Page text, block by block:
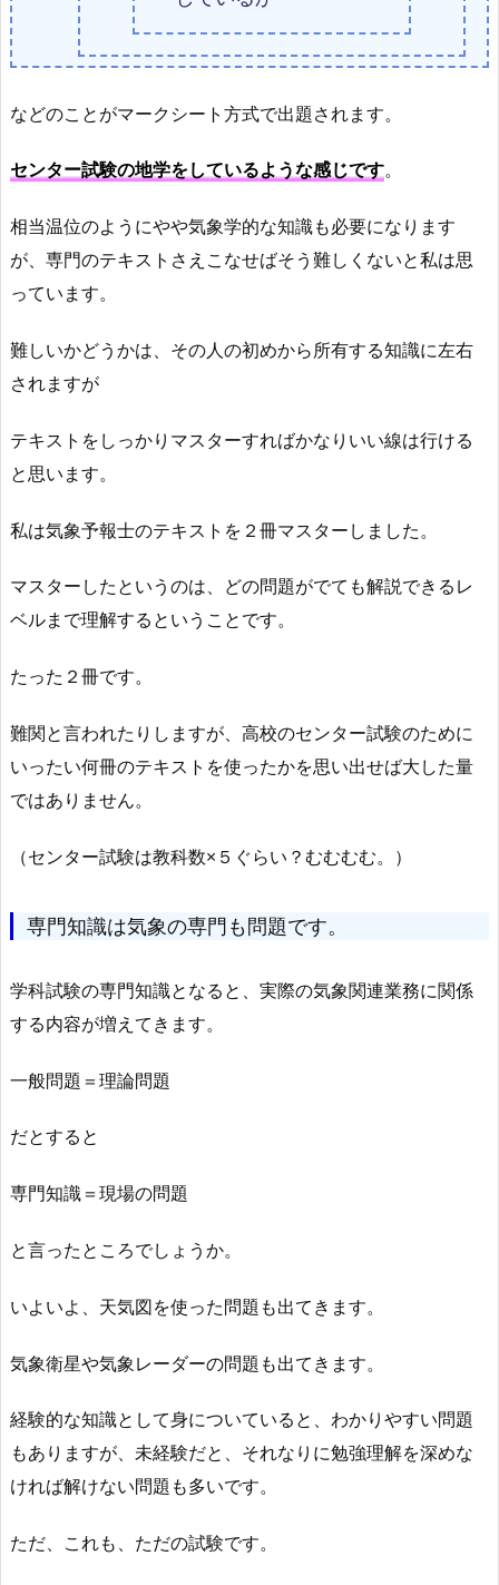
などのことがマークシート方式で出題されます。
センター試験の地学をしているような感じです。
相当温位のようにやや気象学的な知識も必要になります
が、専門のテキストさえこなせばそう難しくないと私は思
っています。
難しいかどうかは、その人の初めから所有する知識に左右
されますが
テキストをしっかりマスターすればかなりいい線は行ける
と思います。
私は気象予報士のテキストを２冊マスターしました。
マスターしたというのは、どの問題がでても解説できるレ
ベルまで理解するということです。
たった２冊です。
難関と言われたりしますが、高校のセンター試験のために
いったい何冊のテキストを使ったかを思い出せば大した量
ではありません。
（センター試験は教科数×５ぐらい？むむむむ。）
専門知識は気象の専門も問題です。
学科試験の専門知識となると、実際の気象関連業務に関係
する内容が増えてきます。
一般問題＝理論問題
だとすると
専門知識＝現場の問題
と言ったところでしょうか。
いよいよ、天気図を使った問題も出てきます。
気象衛星や気象レーダーの問題も出てきます。
経験的な知識として身についていると、わかりやすい問題
もありますが、未経験だと、それなりに勉強理解を深めな
ければ解けない問題も多いです。
ただ、これも、ただの試験です。